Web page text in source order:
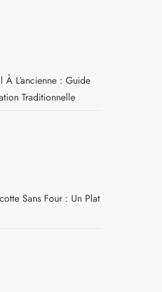
À L’ancienne : Guide
Traditionnelle
Sans Four : Un Plat